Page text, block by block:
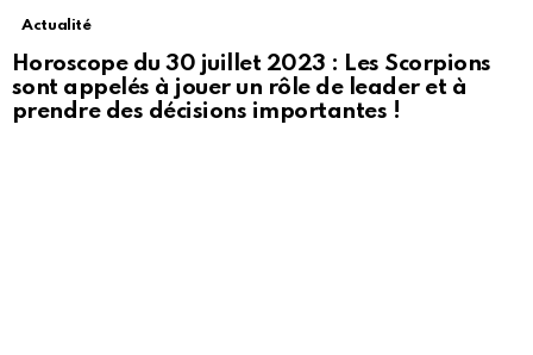
Actualité
Horoscope du 30 juillet 2023 : Les Scorpions
sont appelés à jouer un rôle de leader et à
prendre des décisions importantes !